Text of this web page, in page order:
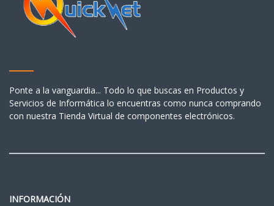
Ponte a la vanguardia... Todo lo que buscas en Productos y
Servicios de Informática lo encuentras como nunca comprando
con nuestra Tienda Virtual de componentes electrónicos.
INFORMACIÓN